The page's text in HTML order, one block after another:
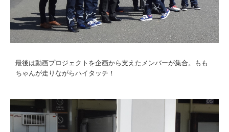
最後は動画プロジェクトを企画から支えたメンバーが集合。もも
ちゃんが走りながらハイタッチ！